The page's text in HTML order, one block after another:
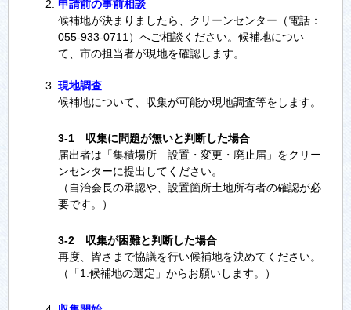
申請前の事前相談
候補地が決まりましたら、クリーンセンター（電話：
055-933-0711）へご相談ください。候補地につい
て、市の担当者が現地を確認します。
現地調査
候補地について、収集が可能か現地調査等をします。
3-1 収集に問題が無いと判断した場合
届出者は「集積場所 設置・変更・廃止届」をクリー
ンセンターに提出してください。
（自治会長の承認や、設置箇所土地所有者の確認が必
要です。）
3-2 収集が困難と判断した場合
再度、皆さまで協議を行い候補地を決めてください。
（「1.候補地の選定」からお願いします。）